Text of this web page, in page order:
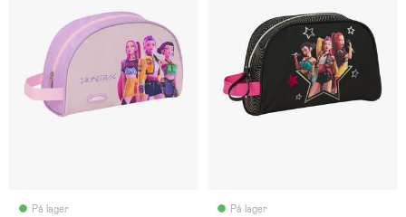
På lager På lager